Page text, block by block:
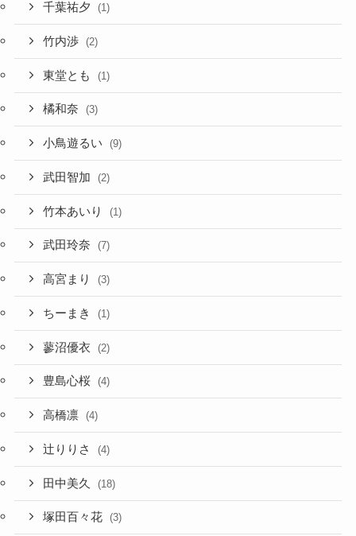
千葉祐夕 (1)
竹内渉 (2)
東堂とも (1)
橘和奈 (3)
小鳥遊るい (9)
武田智加 (2)
竹本あいり (1)
武田玲奈 (7)
高宮まり (3)
ちーまき (1)
蓼沼優衣 (2)
豊島心桜 (4)
高橋凛 (4)
辻りりさ (4)
田中美久 (18)
塚田百々花 (3)